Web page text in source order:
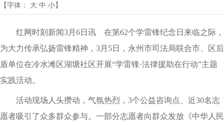
【字体： 大 中 小】
红网时刻新闻3月6日讯 在第62个学雷锋纪念日来临之际，
为大力传承弘扬雷锋精神，3月5日，永州市司法局联合市、区后
盾单位在冷水滩区湖塘社区开展“学雷锋·法律援助在行动”主题
实践活动。
活动现场人头攒动，气氛热烈，3个公益咨询点、近30名志
愿者吸引了众多群众参与。一部分志愿者向群众发放《中华人民